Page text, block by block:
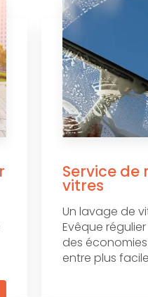
Service de
vitres
Un lavage de
Evêque
des
entre plus